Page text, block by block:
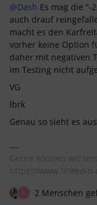
@Dash Es mag die
auch drauf
macht es den
vorher keine Option
daher mit negativen
im Testing nicht
VG
lbrk
Genau so sieht es
Gerne können wir
https://
L 2 Menschen